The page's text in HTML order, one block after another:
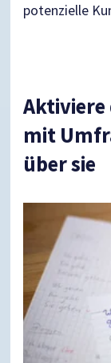
potenzielle
Aktiviere
mit
über sie